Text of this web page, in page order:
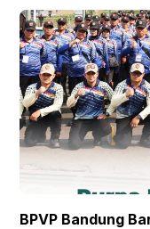
BPVP Bandung